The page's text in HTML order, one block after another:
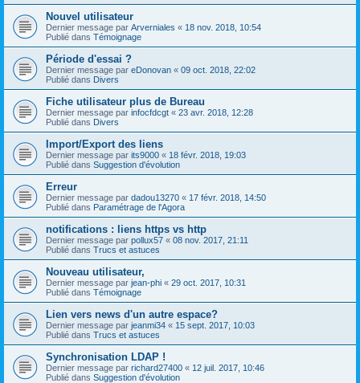
Nouvel utilisateur
Dernier message par Arverniales « 18 nov. 2018, 10:54
Publié dans Témoignage
Période d'essai ?
Dernier message par eDonovan « 09 oct. 2018, 22:02
Publié dans Divers
Fiche utilisateur plus de Bureau
Dernier message par infocfdcgt « 23 avr. 2018, 12:28
Publié dans Divers
Import/Export des liens
Dernier message par its9000 « 18 févr. 2018, 19:03
Publié dans Suggestion d'évolution
Erreur
Dernier message par dadou13270 « 17 févr. 2018, 14:50
Publié dans Paramétrage de l'Agora
notifications : liens https vs http
Dernier message par pollux57 « 08 nov. 2017, 21:11
Publié dans Trucs et astuces
Nouveau utilisateur,
Dernier message par jean-phi « 29 oct. 2017, 10:31
Publié dans Témoignage
Lien vers news d'un autre espace?
Dernier message par jeanmi34 « 15 sept. 2017, 10:03
Publié dans Trucs et astuces
Synchronisation LDAP !
Dernier message par richard27400 « 12 juil. 2017, 10:46
Publié dans Suggestion d'évolution